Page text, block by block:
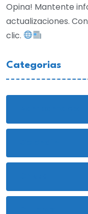
Opina! Mantente
actualizaciones.
clic.
Categorias